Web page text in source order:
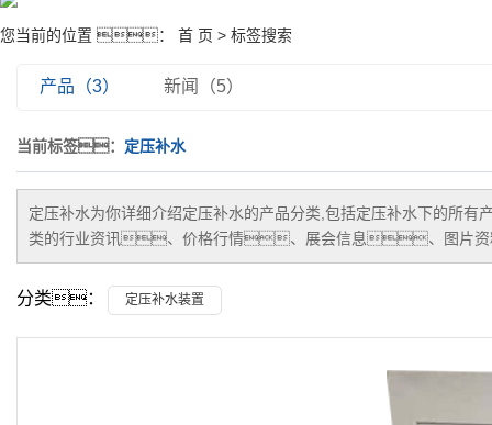
您当前的位置 ： 首 页 > 标签搜索
产品（3） 新闻（5）
当前标签： 定压补水
定压补水为你详细介绍定压补水的产品分类,包括定压补水下的所
类的行业资讯、价格行情、展会信息、图片资
分类： 定压补水装置